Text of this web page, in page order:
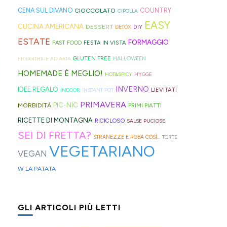
in
hotel"
e
che
si
mare
che
in
montagna?
bomboloni
l'ennesima
ricetta
virale
per
il
Hong
Kong
con
la
🍋
alla
mela
che
trovate
spesso
montagna
anche
in
Trentino
⛰️
carrello
della
spesa
le
fette
🛒
fonte
di
ispirazione
per
idee
come
questi
panini
alle
friggitrice
molto:
spugne
tagliate
a
strisce
capelli
(evitate
quelli
in
rischiano
sul
blog,
ne
trovate
davvero
per
venire
incontro
alle
ho
CENA SUL DIVANO CIOCCOLATO CIPOLLA COUNTRY
CUCINA AMERICANA DESSERT DETOX DIY EASY
ESTATE FAST FOOD FESTA IN VISTA FORMAGGIO
FRIGGITRICE AD ARIA GLUTEN FREE HALLOWEEN
HOMEMADE È MEGLIO! HOT&SPICY HYGGE
IDEE REGALO INDOOR INSTANT POT INVERNO LIEVITATI
MORBIDITÀ PIC-NIC PRIMAVERA PRIMI PIATTI
RICETTE DI MONTAGNA RICICLOSO SALSE PUCIOSE
SEI DI FRETTA? STRANEZZE E ROBA COSÌ... TORTE
VEGAN VEGETARIANO
W LA PATATA
GLI ARTICOLI PIÙ LETTI